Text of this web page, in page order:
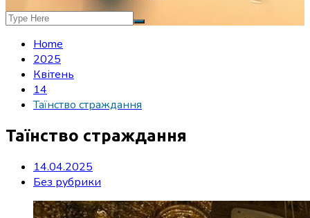
Home
2025
Квітень
14
Таїнство страждання
Таїнство страждання
14.04.2025
Без рубрики